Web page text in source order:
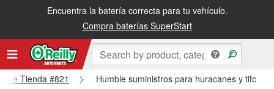
Encuentra la batería correcta para tu vehículo.
Compra baterías SuperStart
Tienda #821
Humble suministros para huracanes y